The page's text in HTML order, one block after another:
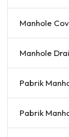
Manhole
Manhole
Pabrik
Pabrik